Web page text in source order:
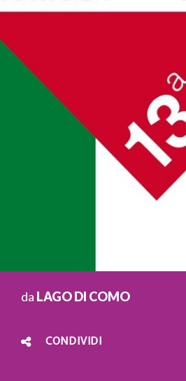
da LAGO DI COMO
CONDIVIDI